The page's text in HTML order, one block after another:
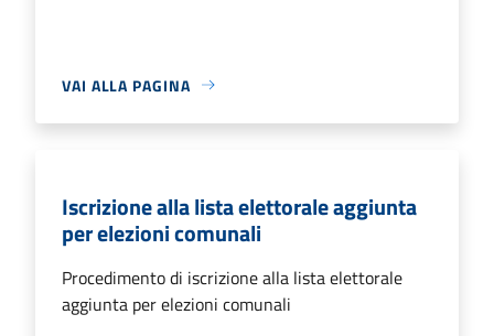
VAI ALLA PAGINA
Iscrizione alla lista elettorale aggiunta
per elezioni comunali
Procedimento di iscrizione alla lista elettorale
aggiunta per elezioni comunali